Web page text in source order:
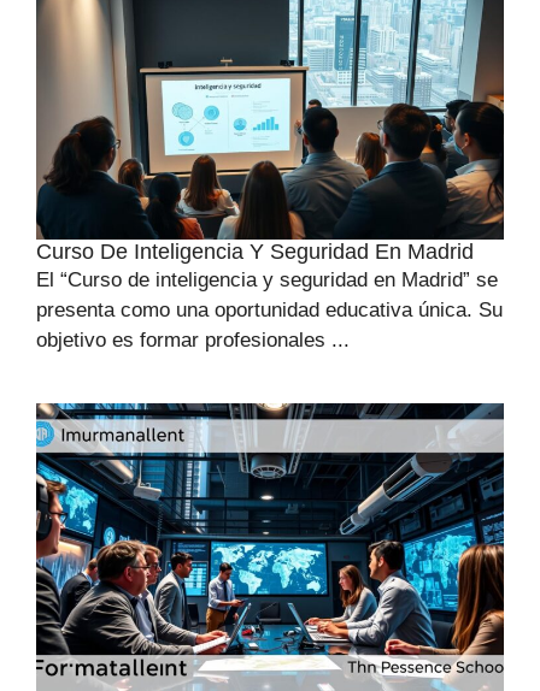
Curso De Inteligencia Y Seguridad En Madrid
El “Curso de inteligencia y seguridad en Madrid” se
presenta como una oportunidad educativa única. Su
objetivo es formar profesionales ...